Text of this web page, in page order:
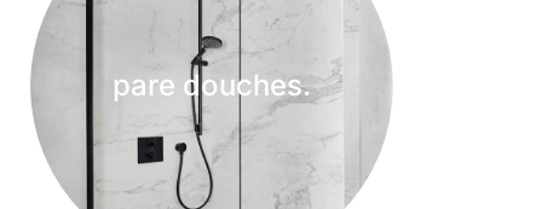
pare douches.